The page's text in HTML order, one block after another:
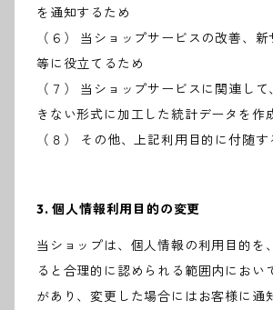
を通知するため
（６） 当ショップサービスの改善、
等に役立てるため
（７） 当ショップサービスに関連し
きない形式に加工した統計データを作
（８） その他、上記利用目的に付随
3. 個人情報利用目的の変更
当ショップは、個人情報の利用目的を
ると合理的に認められる範囲内におい
があり、変更した場合にはお客様に通